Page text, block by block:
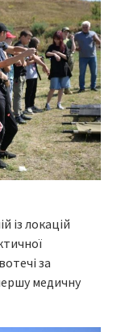
із локацій
за
медичну